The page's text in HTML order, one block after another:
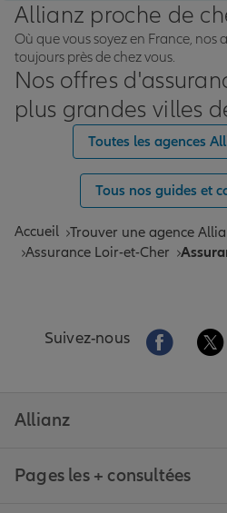
Allianz proche de
Où que vous soyez en France, nos
toujours près de chez vous.
Nos offres
plus grandes villes
Toutes les agences
Tous nos guides et
Accueil Trouver une agence
Assurance Loir-et-Cher
Suivez-nous Aller sur
Allianz
Pages les + consultées